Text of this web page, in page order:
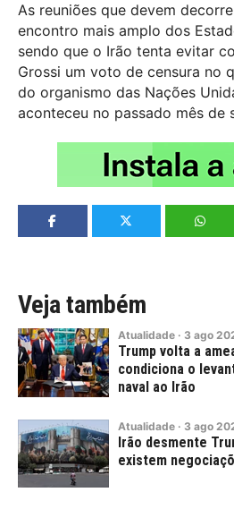
As reuniões que devem
encontro mais amplo dos
sendo que o Irão tenta evitar
Grossi um voto de censura no
do organismo das Nações
aconteceu no passado mês de
Veja também
Atualidade · 3 ago
Trump volta a
condiciona o
naval ao Irão
Atualidade · 3 ago
Irão desmente
existem